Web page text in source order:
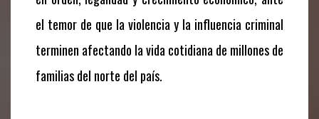
el temor de que la violencia y la influencia criminal
terminen afectando la vida cotidiana de millones de
familias del norte del país.